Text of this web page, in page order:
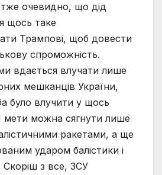
очевидно, що дід
щось таке
Трампові, щоб довести
спроможність.
вдається влучати лише
мешканців України,
було влучити у щось
мети можна сягнути лише
ракетами, а ще
ударом балістики і
Скоріш з все, ЗСУ